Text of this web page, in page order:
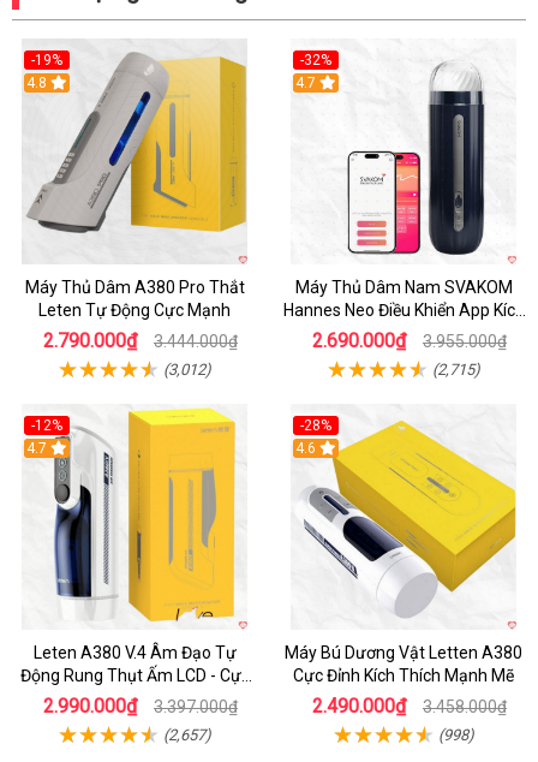
-19%
Hot
4.8
Máy Thủ Dâm A380 Pro Thắt
Leten Tự Động Cực Mạnh
2.790.000₫ 3.444.000₫
(3,012)
-32%
Hot
4.7
Máy Thủ Dâm Nam SVAKOM
Hannes Neo Điều Khiển App Kích
Thích
2.690.000₫ 3.955.000₫
(2,715)
-12%
Hot
4.7
Leten A380 V.4 Âm Đạo Tự
Động Rung Thụt Ấm LCD - Cực
Phê
2.990.000₫ 3.397.000₫
(2,657)
-28%
Hot
4.6
Máy Bú Dương Vật Letten A380
Cực Đỉnh Kích Thích Mạnh Mẽ
2.490.000₫ 3.458.000₫
(998)